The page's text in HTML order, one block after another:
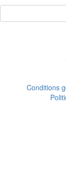
Conditions